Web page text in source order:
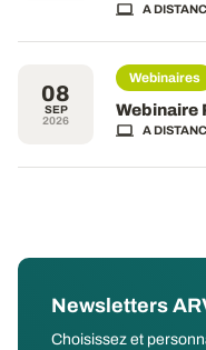
A
08
SEP
2026
Webinaires
Webinaire
A
Newsletters
Choisissez et